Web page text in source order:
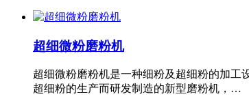
超细微粉磨粉机
超细微粉磨粉机是一种细粉及超细粉的加工
超细粉的生产而研发制造的新型磨粉机，…